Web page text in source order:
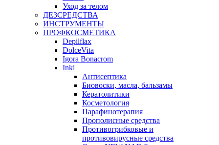
Уход за телом
ДЕЗСРЕДСТВА
ИНСТРУМЕНТЫ
ПРОФКОСМЕТИКА
Depilflax
DolceVita
Igora Bonacrom
Inki
Антисептика
Биовоски, масла, бальзамы
Кератолитики
Косметология
Парафинотерапия
Прополисные средства
Противогрибковые и
противовирусные средства